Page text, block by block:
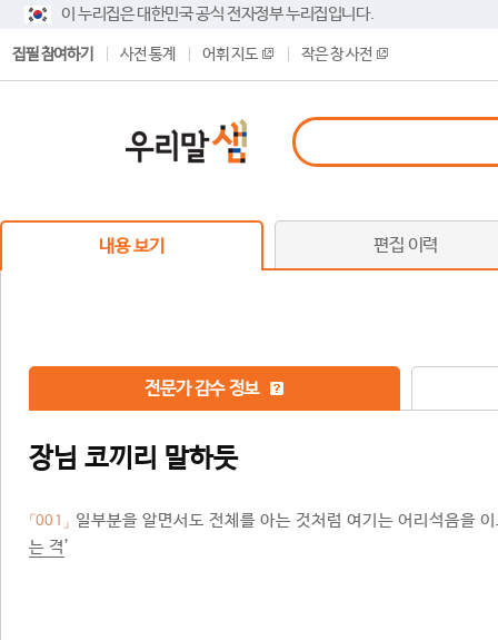
이 누리집은 대한민국 공식 전자정부 누리집입니다.
집필 참여하기 사전 통계 어휘 지도 작은 창 사전
내용 보기 편집 이력
전문가 감수 정보
장님 코끼리 말하듯
「001」 일부분을 알면서도 전체를 아는 것처럼 여기는 어리석음을
는 격’